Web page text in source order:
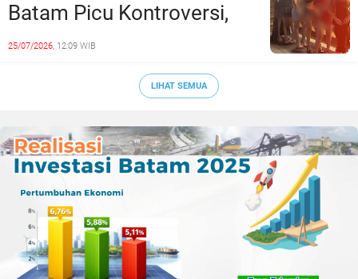
Batam Picu Kontroversi,
Dinilai Bermuatan Sensual
25/07/2026, 12:09 WIB
LIHAT SEMUA